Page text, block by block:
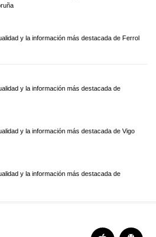
y la información más destacada de Ferrol
y la información más destacada de
y la información más destacada de Vigo
y la información más destacada de